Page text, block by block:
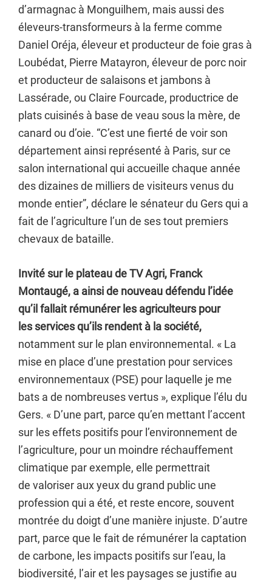
d’armagnac à Monguilhem, mais aussi des
éleveurs-transformeurs à la ferme comme
Daniel Oréja, éleveur et producteur de foie gras à
Loubédat, Pierre Matayron, éleveur de porc noir
et producteur de salaisons et jambons à
Lassérade, ou Claire Fourcade, productrice de
plats cuisinés à base de veau sous la mère, de
canard ou d’oie. “C’est une fierté de voir son
département ainsi représenté à Paris, sur ce
salon international qui accueille chaque année
des dizaines de milliers de visiteurs venus du
monde entier”, déclare le sénateur du Gers qui a
fait de l’agriculture l’un de ses tout premiers
chevaux de bataille.
Invité sur le plateau de TV Agri, Franck
Montaugé, a ainsi de nouveau défendu l’idée
qu’il fallait rémunérer les agriculteurs pour
les services qu’ils rendent à la société,
notamment sur le plan environnemental. « La
mise en place d’une prestation pour services
environnementaux (PSE) pour laquelle je me
bats a de nombreuses vertus », explique l’élu du
Gers. « D’une part, parce qu’en mettant l’accent
sur les effets positifs pour l’environnement de
l’agriculture, pour un moindre réchauffement
climatique par exemple, elle permettrait
de valoriser aux yeux du grand public une
profession qui a été, et reste encore, souvent
montrée du doigt d’une manière injuste. D’autre
part, parce que le fait de rémunérer la captation
de carbone, les impacts positifs sur l’eau, la
biodiversité, l’air et les paysages se justifie au